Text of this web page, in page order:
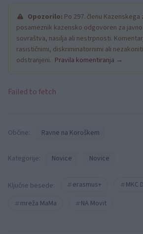
Opozorilo: Po 297. členu Kazenskega
posameznik kazensko odgovoren za
sovraštva, nasilja ali nestrpnosti.
rasističnimi, diskriminatornimi ali
odstranjeni. Pravila komentiranja →
Failed to fetch
Občine: Ravne na Koroškem
Kategorije: Novice Novice
Ključne besede: erasmus+
MKC
mreža MaMa
NA Movit